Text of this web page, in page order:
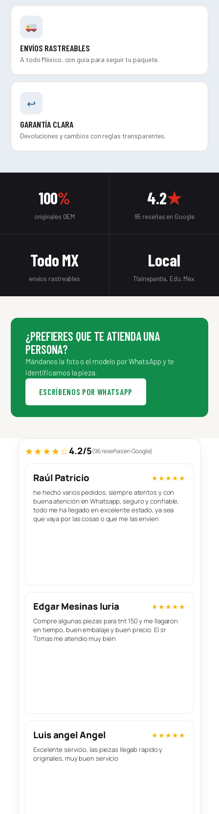
ENVÍOS RASTREABLES
A todo México, con guía para seguir tu paquete.
↩
GARANTÍA CLARA
Devoluciones y cambios con reglas transparentes.
100%
originales OEM
4.2★
95 reseñas en Google
Todo MX
envíos rastreables
Local
Tlalnepantla, Edo. Méx.
¿PREFIERES QUE TE ATIENDA UNA
PERSONA?
Mándanos la foto o el modelo por WhatsApp y te
identificamos la pieza.
ESCRÍBENOS POR WHATSAPP
★★★★☆4.2/5(96 reseñas en Google)
Raúl Patricio ★★★★★
he hecho varios pedidos, siempre atentos y con
buena atención en Whatsapp, seguro y confiable,
todo me ha llegado en excelente estado, ya sea
que vaya por las cosas o que me las envíen
Edgar Mesinas luria ★★★★★
Compre algunas piezas para tnt 150 y me llagaron
en tiempo, buen embalaje y buen precio. El sr
Tomas me atendio muy bien
Luis angel Angel ★★★★★
Excelente servicio, las piezas llegab rapido y
originales, muy buen servicio